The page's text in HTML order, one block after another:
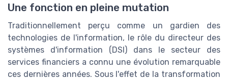
Une fonction en pleine mutation
Traditionnellement perçu comme un gardien des
technologies de l'information, le rôle du directeur des
systèmes d'information (DSI) dans le secteur des
services financiers a connu une évolution remarquable
ces dernières années. Sous l'effet de la transformation